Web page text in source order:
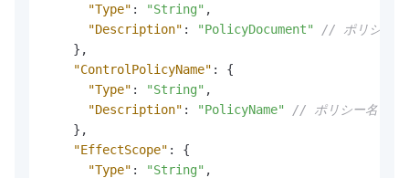
"Type" : "String" ,
"Description" : "PolicyDocument"
// ポリシード
} ,
"ControlPolicyName" :
{
"Type" : "String" ,
"Description" : "PolicyName"
// ポリシー名
} ,
"EffectScope" :
{
"Type" : "String" ,